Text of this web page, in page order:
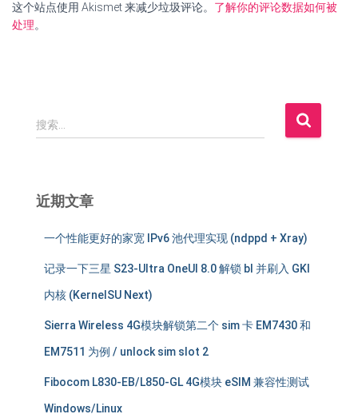
这个站点使用 Akismet 来减少垃圾评论。 了解你的评论数据如何被
处理。
搜
索
搜索…
近期文章
一个性能更好的家宽 IPv6 池代理实现 (ndppd + Xray)
记录一下三星 S23-Ultra OneUI 8.0 解锁 bl 并刷入 GKI
内核 (KernelSU Next)
Sierra Wireless 4G模块解锁第二个 sim 卡 EM7430 和
EM7511 为例 / unlock sim slot 2
Fibocom L830-EB/L850-GL 4G模块 eSIM 兼容性测试
Windows/Linux